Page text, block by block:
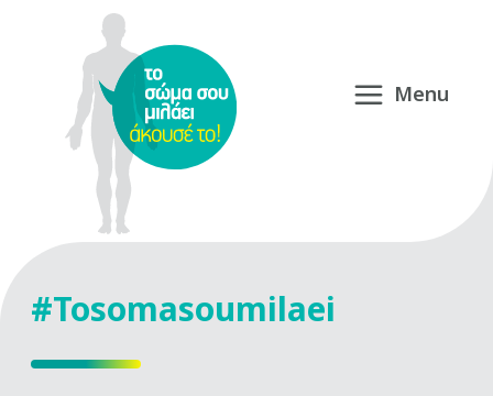
#Tosomasoumilaei